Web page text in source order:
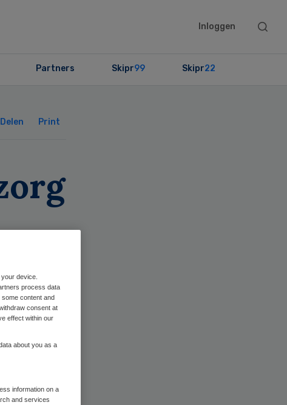
Inloggen
Search
Partners Skipr99 Skipr22
Delen Print
device.
process data
some content and
consent at
effect within our
about you as a
information on a
and services